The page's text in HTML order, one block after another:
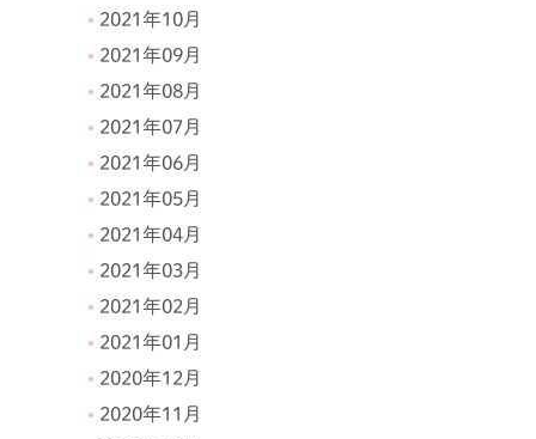
2021年10月
2021年09月
2021年08月
2021年07月
2021年06月
2021年05月
2021年04月
2021年03月
2021年02月
2021年01月
2020年12月
2020年11月